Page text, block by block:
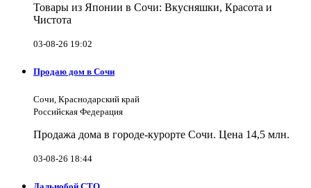
Товары из Японии в Сочи: Вкусняшки, Красота и
Чистота
03-08-26 19:02
Продаю дом в Сочи
Сочи, Краснодарский край
Российская Федерация
Продажа дома в городе-курорте Сочи. Цена 14,5 млн.
03-08-26 18:44